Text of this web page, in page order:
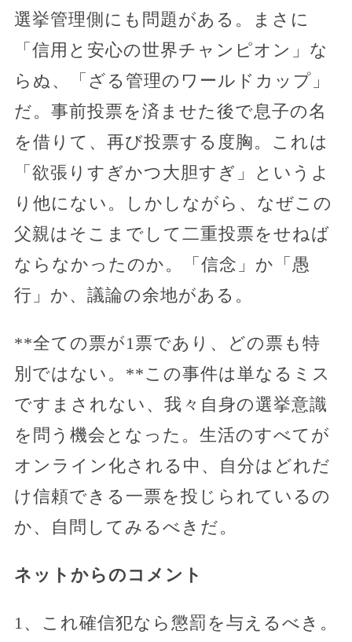
選挙管理側にも問題がある。まさに
「信用と安心の世界チャンピオン」な
らぬ、「ざる管理のワールドカップ」
だ。事前投票を済ませた後で息子の名
を借りて、再び投票する度胸。これは
「欲張りすぎかつ大胆すぎ」というよ
り他にない。しかしながら、なぜこの
父親はそこまでして二重投票をせねば
ならなかったのか。「信念」か「愚
行」か、議論の余地がある。
**全ての票が1票であり、どの票も特
別ではない。**この事件は単なるミス
ですまされない、我々自身の選挙意識
を問う機会となった。生活のすべてが
オンライン化される中、自分はどれだ
け信頼できる一票を投じられているの
か、自問してみるべきだ。
ネットからのコメント
1、これ確信犯なら懲罰を与えるべき。